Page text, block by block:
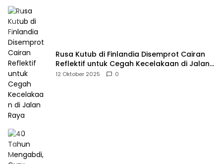
Rusa Kutub di Finlandia Disemprot Cairan
Reflektif untuk Cegah Kecelakaan di Jalan
Raya
12 Oktober 2025 0